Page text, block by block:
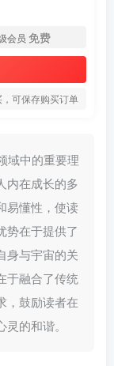
会员 免费
可保存购买订单
域中的重要理
内在成长的多
易懂性，使读
势在于提供了
身与宇宙的关
于融合了传统
，鼓励读者在
的和谐。